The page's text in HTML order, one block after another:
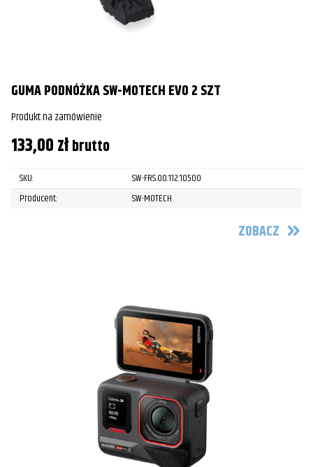
GUMA PODNÓŻKA SW-MOTECH EVO 2 SZT
Produkt na zamówienie
133,00złbrutto
SKU:
SW-FRS.00.112.10500
Producent:
SW-MOTECH
ZOBACZ